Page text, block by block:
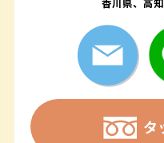
香川県、高
タ